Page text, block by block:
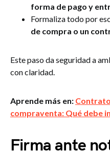
forma de pago y
Formaliza todo por
de compra o un
Este paso da seguridad a
con claridad.
Aprende más en:
compraventa: Qué debe
Firma ante